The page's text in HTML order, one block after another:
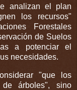
analizan el plan
los recursos"
Forestales
de Suelos
a potenciar el
necesidades.
"que los
árboles", sino